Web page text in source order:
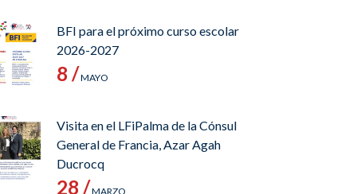
BFI para el próximo curso escolar
2026-2027
8 /MAYO
Visita en el LFiPalma de la Cónsul
General de Francia, Azar Agah
Ducrocq
28 /MARZO